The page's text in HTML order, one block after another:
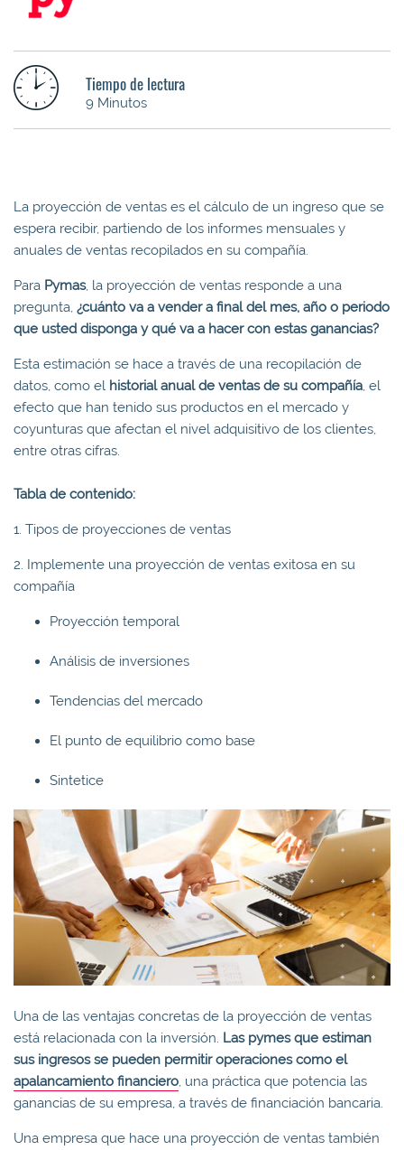
Tiempo de lectura
9 Minutos
La proyección de ventas es el cálculo de un ingreso que se
espera recibir, partiendo de los informes mensuales y
anuales de ventas recopilados en su compañía.
Para Pymas, la proyección de ventas responde a una
pregunta, ¿cuánto va a vender a final del mes, año o periodo
que usted disponga y qué va a hacer con estas ganancias?
Esta estimación se hace a través de una recopilación de
datos, como el historial anual de ventas de su compañía, el
efecto que han tenido sus productos en el mercado y
coyunturas que afectan el nivel adquisitivo de los clientes,
entre otras cifras.
Tabla de contenido:
1. Tipos de proyecciones de ventas
2. Implemente una proyección de ventas exitosa en su
compañía
Proyección temporal
Análisis de inversiones
Tendencias del mercado
El punto de equilibrio como base
Sintetice
Una de las ventajas concretas de la proyección de ventas
está relacionada con la inversión. Las pymes que estiman
sus ingresos se pueden permitir operaciones como el
apalancamiento financiero, una práctica que potencia las
ganancias de su empresa, a través de financiación bancaria.
Una empresa que hace una proyección de ventas también